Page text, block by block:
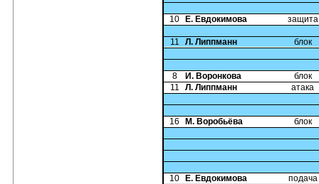
10 Е. Евдокимова защита
11 Л. Липпманн блок
8 И. Воронкова
блок
11
Л. Липпманн атака
16 М. Воробьёва блок
10 Е. Евдокимова подача